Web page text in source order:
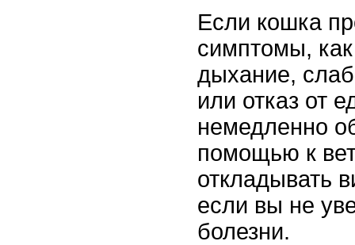
Если кошка
симптомы,
дыхание,
или отказ от
немедленно
помощью к
откладывать
если вы не
болезни.